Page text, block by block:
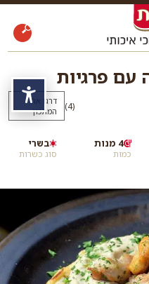
עם פרגיות
(4
)
דרגו את
המתכון
כמות
4 מנות
סוג כשרות
בשרי